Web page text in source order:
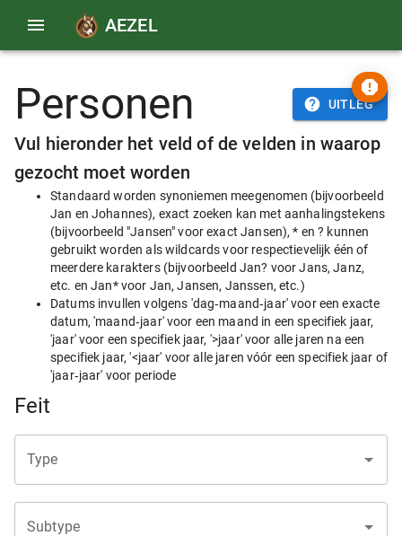
AEZEL
Personen UITLEG
Vul hieronder het veld of de velden in waarop
gezocht moet worden
Standaard worden synoniemen meegenomen (bijvoorbeeld
Jan en Johannes), exact zoeken kan met aanhalingstekens
(bijvoorbeeld "Jansen" voor exact Jansen), * en ? kunnen
gebruikt worden als wildcards voor respectievelijk één of
meerdere karakters (bijvoorbeeld Jan? voor Jans, Janz,
etc. en Jan* voor Jan, Jansen, Janssen, etc.)
Datums invullen volgens 'dag‑maand‑jaar' voor een exacte
datum, 'maand‑jaar' voor een maand in een specifiek jaar,
'jaar' voor een specifiek jaar, '>jaar' voor alle jaren na een
specifiek jaar, '<jaar' voor alle jaren vóór een specifiek jaar of
'jaar‑jaar' voor periode
Feit
Type
Subtype